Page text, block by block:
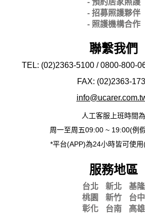
- 預約居家照護
- 招募照護夥伴
- 照護機構合作
聯繫我們
TEL: (02)2363-5100 / 0800-800-
FAX: (02)2363-
人工客服上班時間為
周一至周五09:00 ~ 19:00(例
*平台(APP)為24小時皆可使
服務地區
台北 新北
基隆
桃園
新竹
台中
彰化
台南 高雄